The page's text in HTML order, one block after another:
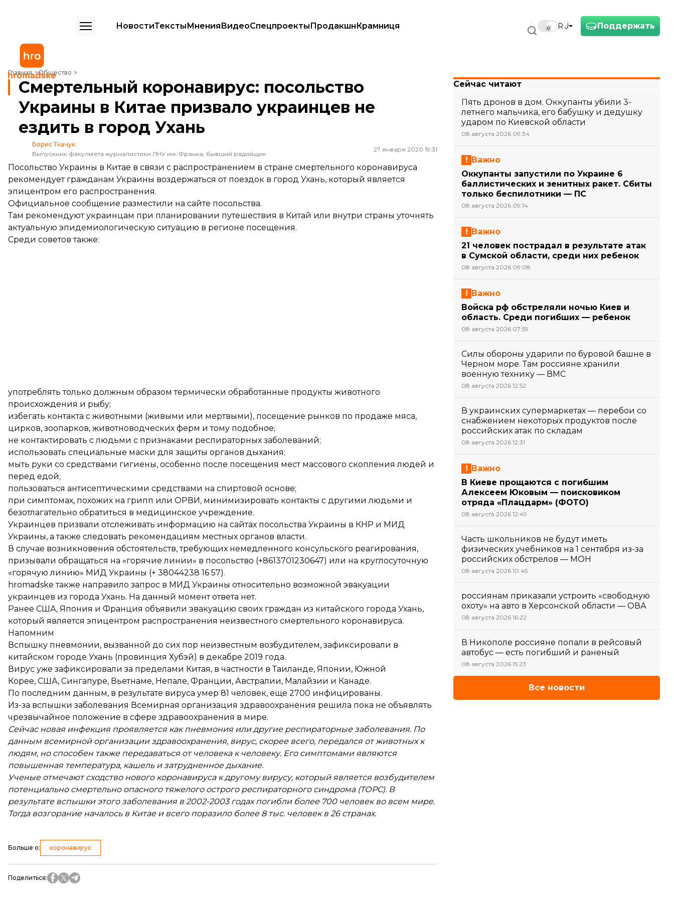
Поддержать
RU
НовостиТекстыМненияВидеоСпецпроектыПродакшнКрамниця
Главная Общество
Смертельный коронавирус: посольство Украины в Китае призвало украинцев не ездить в город Ухань
Смертельный коронавирус: посольство
Украины в Китае призвало украинцев не
ездить в город Ухань
Борис Ткачук
Выпускник факультета журналистики ЛНУ им. Франка, бывший радийщик
27 января 2020 19:31
Посольство Украины в Китае в связи с распространением в стране смертельного коронавируса
рекомендует гражданам Украины воздержаться от поездок в город Ухань, который является
эпицентром его распространения.
Официальное сообщение разместили на сайте посольства.
Там рекомендуют украинцам при планировании путешествия в Китай или внутри страны уточнять
актуальную эпидемиологическую ситуацию в регионе посещения.
Среди советов также:
употреблять только должным образом термически обработанные продукты животного
происхождения и рыбу;
избегать контакта с животными (живыми или мертвыми), посещение рынков по продаже мяса,
цирков, зоопарков, животноводческих ферм и тому подобное;
не контактировать с людьми с признаками респираторных заболеваний;
использовать специальные маски для защиты органов дыхания;
мыть руки со средствами гигиены, особенно после посещения мест массового скопления людей и
перед едой;
пользоваться антисептическими средствами на спиртовой основе;
при симптомах, похожих на грипп или ОРВИ, минимизировать контакты с другими людьми и
безотлагательно обратиться в медицинское учреждение.
Украинцев призвали отслеживать информацию на сайтах посольства Украины в КНР и МИД
Украины, а также следовать рекомендациям местных органов власти.
В случае возникновения обстоятельств, требующих немедленного консульского реагирования,
призывали обращаться на «горячие линии» в посольство (+8613701230647) или на круглосуточную
«горячую линию» МИД Украины (+ 38044238 16 57).
hromadske также направило запрос в МИД Украины относительно возможной эвакуации
украинцев из города Ухань. На данный момент ответа нет.
Ранее США, Япония и Франция объявили эвакуацию своих граждан из китайского города Ухань,
который является эпицентром распространения неизвестного смертельного коронавируса.
Напомним
Вспышку пневмонии, вызванной до сих пор неизвестным возбудителем, зафиксировали в
китайском городе Ухань (провинция Хубэй) в декабре 2019 года.
Вирус уже зафиксировали за пределами Китая, в частности вТаиланде, Японии, Южной
Корее, США, Сингапуре, Вьетнаме, Непале, Франции, Австралии, Малайзии и Канаде.
По последним данным, в результате вируса умер 81 человек, еще 2700 инфицированы.
Из-за вспышки заболевания Всемирная организация здравоохранения решила пока не объявлять
чрезвычайное положение в сфере здравоохранения в мире.
Сейчас новая инфекция проявляется как пневмония или другие респираторные заболевания. По
данным всемирной организации здравоохранения, вирус, скорее всего, передался от животных к
людям, но способен также передаваться от человека к человеку. Его симптомами являются
повышенная температура, кашель и затрудненное дыхание.
Ученые отмечают сходство нового коронавируса к другому вирусу, который является возбудителем
потенциально смертельно опасного тяжелого острого респираторного синдрома (ТОРС). В
результате вспышки этого заболевания в 2002-2003 годах погибли более 700 человек во всем мире.
Тогда возгорание началось в Китае и всего поразило более 8 тыс. человек в 26 странах.
Больше о: коронавирус
Поделиться:
Сейчас читают
Пять дронов в дом. Оккупанты убили 3-
летнего мальчика, его бабушку и дедушку
ударом по Киевской области
08 августа 2026 09:34
Важно
Оккупанты запустили по Украине 6
баллистических и зенитных ракет. Сбиты
только беспилотники — ПС
08 августа 2026 09:14
Важно
21 человек пострадал в результате атак
в Сумской области, среди них ребенок
08 августа 2026 09:08
Важно
Войска рф обстреляли ночью Киев и
область. Среди погибших — ребенок
08 августа 2026 07:59
Силы обороны ударили по буровой башне в
Черном море. Там россияне хранили
военную технику — ВМС
08 августа 2026 12:52
В украинских супермаркетах — перебои со
снабжением некоторых продуктов после
российских атак по складам
08 августа 2026 12:31
Важно
В Киеве прощаются с погибшим
Алексеем Юковым — поисковиком
отряда «Плацдарм» (ФОТО)
08 августа 2026 12:49
Часть школьников не будут иметь
физических учебников на 1 сентября из-за
российских обстрелов — МОН
08 августа 2026 10:45
россиянам приказали устроить «свободную
охоту» на авто в Херсонской области — ОВА
08 августа 2026 16:22
В Никополе россияне попали в рейсовый
автобус — есть погибший и раненый
08 августа 2026 15:23
Все новости